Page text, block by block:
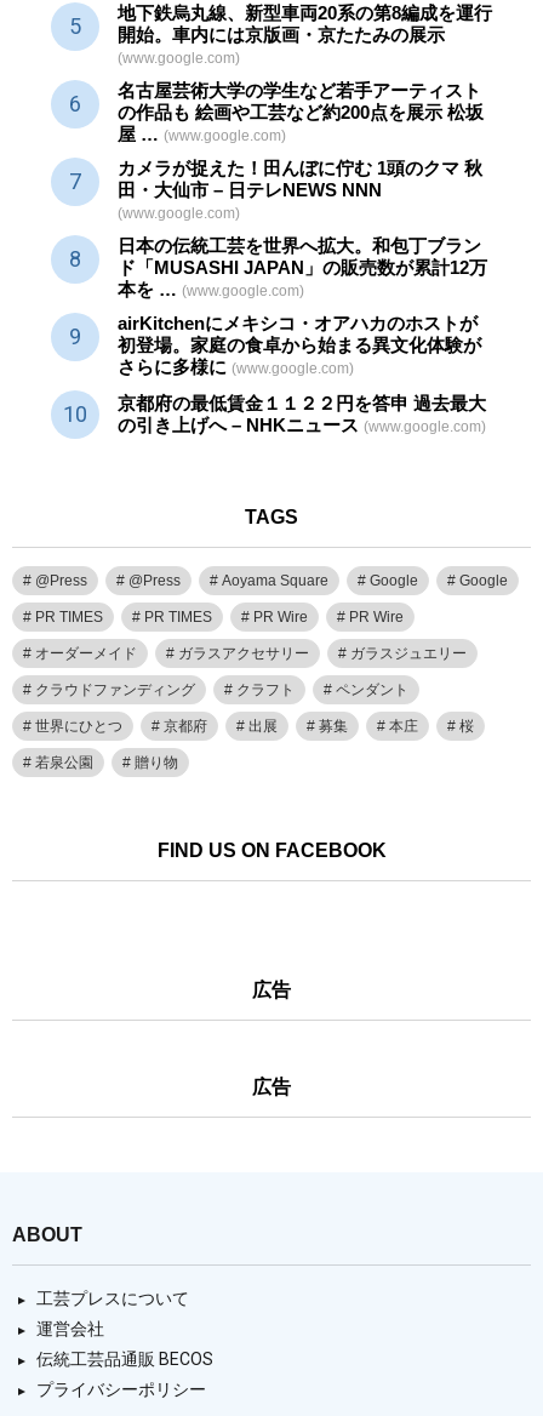
地下鉄烏丸線、新型車両20系の第8編成を運行
開始。車内には京版画・京たたみの展示
(www.google.com)
名古屋芸術大学の学生など若手アーティスト
の作品も 絵画や工芸など約200点を展示 松坂
屋 … (www.google.com)
カメラが捉えた！田んぼに佇む 1頭のクマ 秋
田・大仙市 – 日テレNEWS NNN
(www.google.com)
日本の伝統工芸を世界へ拡大。和包丁ブラン
ド「MUSASHI JAPAN」の販売数が累計12万
本を … (www.google.com)
airKitchenにメキシコ・オアハカのホストが
初登場。家庭の食卓から始まる異文化体験が
さらに多様に (www.google.com)
京都府の最低賃金１１２２円を答申 過去最大
の引き上げへ – NHKニュース (www.google.com)
TAGS
@Press @Press Aoyama Square Google Google
PR TIMES PR TIMES PR Wire PR Wire
オーダーメイド ガラスアクセサリー ガラスジュエリー
クラウドファンディング クラフト ペンダント
世界にひとつ 京都府 出展 募集 本庄 桜
若泉公園 贈り物
FIND US ON FACEBOOK
広告
広告
ABOUT
工芸プレスについて
運営会社
伝統工芸品通販 BECOS
プライバシーポリシー